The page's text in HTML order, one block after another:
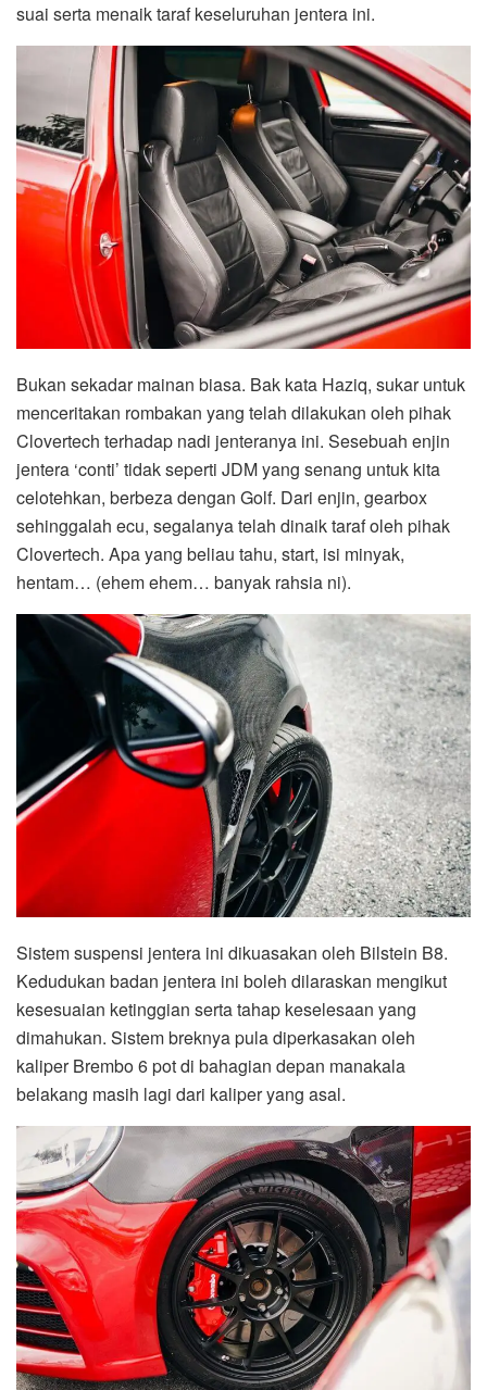
suai serta menaik taraf keseluruhan jentera ini.
Bukan sekadar mainan biasa. Bak kata Haziq, sukar untuk
menceritakan rombakan yang telah dilakukan oleh pihak
Clovertech terhadap nadi jenteranya ini. Sesebuah enjin
jentera ‘conti’ tidak seperti JDM yang senang untuk kita
celotehkan, berbeza dengan Golf. Dari enjin, gearbox
sehinggalah ecu, segalanya telah dinaik taraf oleh pihak
Clovertech. Apa yang beliau tahu, start, isi minyak,
hentam… (ehem ehem… banyak rahsia ni).
Sistem suspensi jentera ini dikuasakan oleh Bilstein B8.
Kedudukan badan jentera ini boleh dilaraskan mengikut
kesesuaian ketinggian serta tahap keselesaan yang
dimahukan. Sistem breknya pula diperkasakan oleh
kaliper Brembo 6 pot di bahagian depan manakala
belakang masih lagi dari kaliper yang asal.